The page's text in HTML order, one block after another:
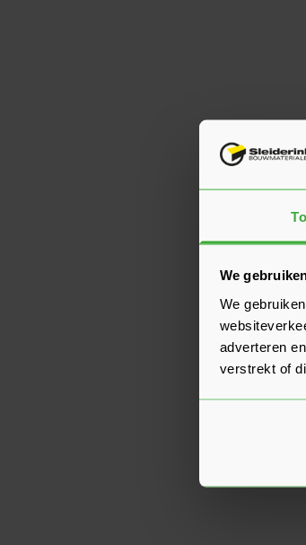
We
We
adverteren
verstrekt of